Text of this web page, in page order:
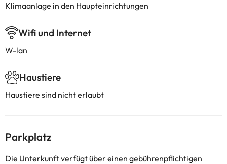
Klimaanlage in den Haupteinrichtungen
Wifi und Internet
W-lan
Haustiere
Haustiere sind nicht erlaubt
Parkplatz
Die Unterkunft verfügt über einen gebührenpflichtigen